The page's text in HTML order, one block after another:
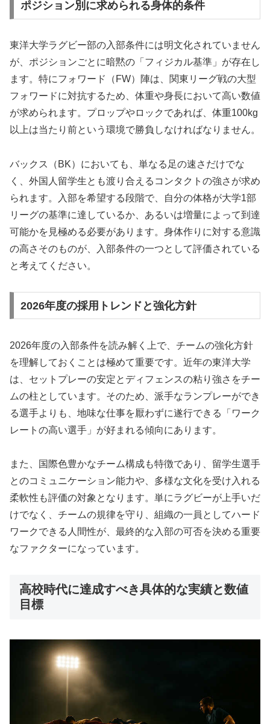
ポジション別に求められる身体的条件
東洋大学ラグビー部の入部条件には明文化されていません
が、ポジションごとに暗黙の「フィジカル基準」が存在し
ます。特にフォワード（FW）陣は、関東リーグ戦の大型
フォワードに対抗するため、体重や身長において高い数値
が求められます。プロップやロックであれば、体重100kg
以上は当たり前という環境で勝負しなければなりません。
バックス（BK）においても、単なる足の速さだけでな
く、外国人留学生とも渡り合えるコンタクトの強さが求め
られます。入部を希望する段階で、自分の体格が大学1部
リーグの基準に達しているか、あるいは増量によって到達
可能かを見極める必要があります。身体作りに対する意識
の高さそのものが、入部条件の一つとして評価されている
と考えてください。
2026年度の採用トレンドと強化方針
2026年度の入部条件を読み解く上で、チームの強化方針
を理解しておくことは極めて重要です。近年の東洋大学
は、セットプレーの安定とディフェンスの粘り強さをチー
ムの柱としています。そのため、派手なランプレーができ
る選手よりも、地味な仕事を厭わずに遂行できる「ワーク
レートの高い選手」が好まれる傾向にあります。
また、国際色豊かなチーム構成も特徴であり、留学生選手
とのコミュニケーション能力や、多様な文化を受け入れる
柔軟性も評価の対象となります。単にラグビーが上手いだ
けでなく、チームの規律を守り、組織の一員としてハード
ワークできる人間性が、最終的な入部の可否を決める重要
なファクターになっています。
高校時代に達成すべき具体的な実績と数値
目標